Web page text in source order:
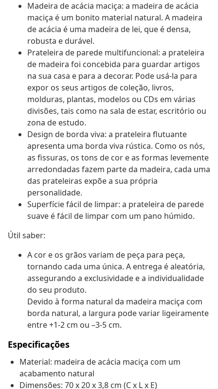
Madeira de acácia maciça: a madeira de acácia
maciça é um bonito material natural. A madeira
de acácia é uma madeira de lei, que é densa,
robusta e durável.
Prateleira de parede multifuncional: a prateleira
de madeira foi concebida para guardar artigos
na sua casa e para a decorar. Pode usá-la para
expor os seus artigos de coleção, livros,
molduras, plantas, modelos ou CDs em várias
divisões, tais como na sala de estar, escritório ou
zona de estudo.
Design de borda viva: a prateleira flutuante
apresenta uma borda viva rústica. Como os nós,
as fissuras, os tons de cor e as formas levemente
arredondadas fazem parte da madeira, cada uma
das prateleiras expõe a sua própria
personalidade.
Superfície fácil de limpar: a prateleira de parede
suave é fácil de limpar com um pano húmido.
Útil saber:
A cor e os grãos variam de peça para peça,
tornando cada uma única. A entrega é aleatória,
assegurando a exclusividade e a individualidade
do seu produto.
Devido à forma natural da madeira maciça com
borda natural, a largura pode variar ligeiramente
entre +1-2 cm ou –3-5 cm.
Especificações
Material: madeira de acácia maciça com um
acabamento natural
Dimensões: 70 x 20 x 3,8 cm (C x L x E)